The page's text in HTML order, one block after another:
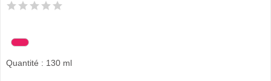
Quantité : 130 ml